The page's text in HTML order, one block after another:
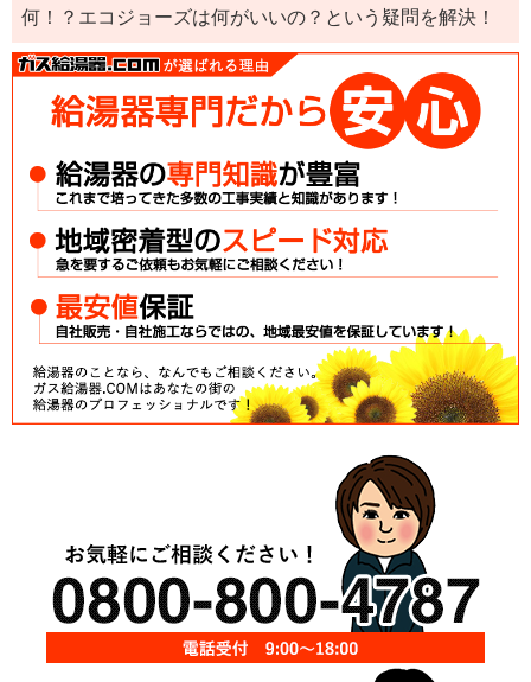
何！？エコジョーズは何がいいの？という疑問を解決！